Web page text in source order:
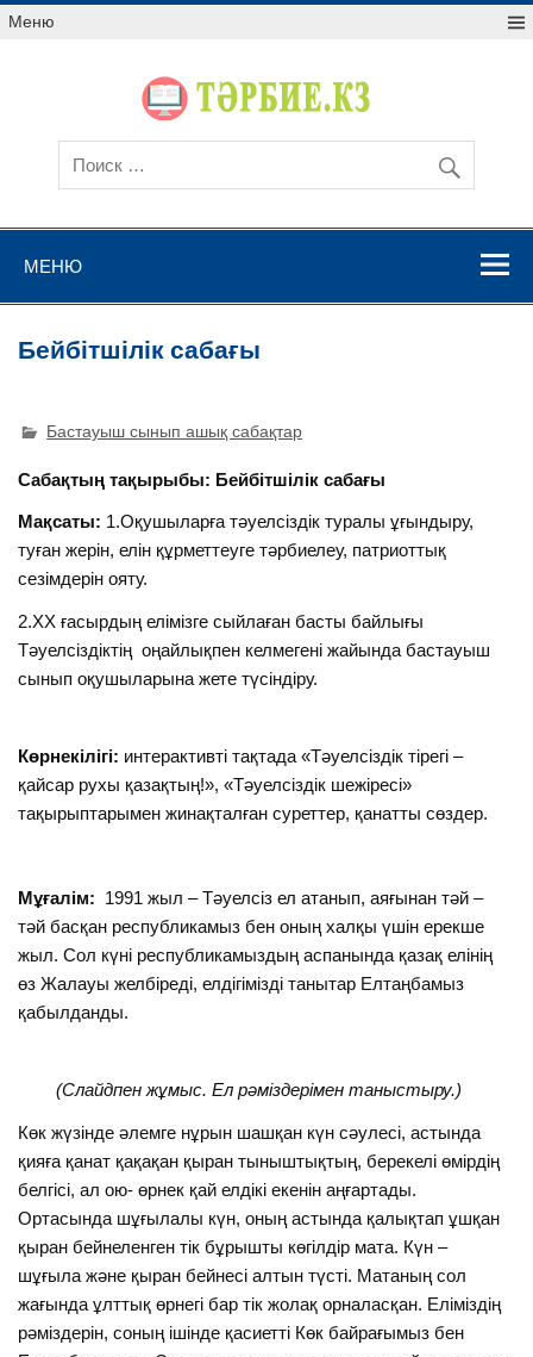
Меню
МЕНЮ
Бейбітшілік сабағы
Бастауыш сынып ашық сабақтар
Сабақтың тақырыбы: Бейбітшілік сабағы
Мақсаты: 1.Оқушыларға тәуелсіздік туралы ұғындыру,
туған жерін, елін құрметтеуге тәрбиелеу, патриоттық
сезімдерін ояту.
2.ХХ ғасырдың елімізге сыйлаған басты байлығы
Тәуелсіздіктің оңайлықпен келмегені жайында бастауыш
сынып оқушыларына жете түсіндіру.
Көрнекілігі: интерактивті тақтада «Тәуелсіздік тірегі –
қайсар рухы қазақтың!», «Тәуелсіздік шежіресі»
тақырыптарымен жинақталған суреттер, қанатты сөздер.
Мұғалім: 1991 жыл – Тәуелсіз ел атанып, аяғынан тәй –
тәй басқан республикамыз бен оның халқы үшін ерекше
жыл. Сол күні республикамыздың аспанында қазақ елінің
өз Жалауы желбіреді, елдігімізді танытар Елтаңбамыз
қабылданды.
(Слайдпен жұмыс. Ел рәміздерімен таныстыру.)
Көк жүзінде әлемге нұрын шашқан күн сәулесі, астында
қияға қанат қақақан қыран тыныштықтың, берекелі өмірдің
белгісі, ал ою- өрнек қай елдікі екенін аңғартады.
Ортасында шұғылалы күн, оның астында қалықтап ұшқан
қыран бейнеленген тік бұрышты көгілдір мата. Күн –
шұғыла және қыран бейнесі алтын түсті. Матаның сол
жағында ұлттық өрнегі бар тік жолақ орналасқан. Еліміздің
рәміздерін, соның ішінде қасиетті Көк байрағымыз бен